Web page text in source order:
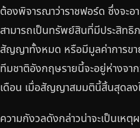
ต้องพิจารณาว่าราชฟอร์ด ซึ่งจะอ
สามารถเป็นทรัพย์สินที่มีประสิทธิ
สัญญาทั้งหมด หรือมีมูลค่าการข
ทีมชาติอังกฤษรายนี้จะอยู่ห่างจา
เดือน เมื่อสัญญาสมมตินี้สิ้นสุดลง
ความกังวลดังกล่าวน่าจะเป็นเหตุ